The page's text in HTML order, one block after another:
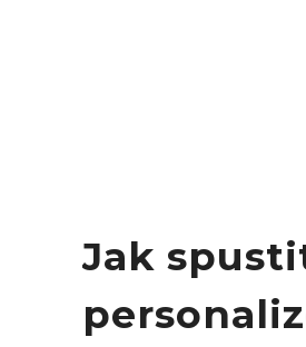
Jak